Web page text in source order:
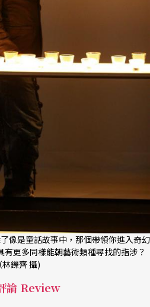
像是童話故事中，那個帶領你進入奇幻
更多同樣能朝藝術類種尋找的指涉？
（林鑠齊 攝)
論 Review